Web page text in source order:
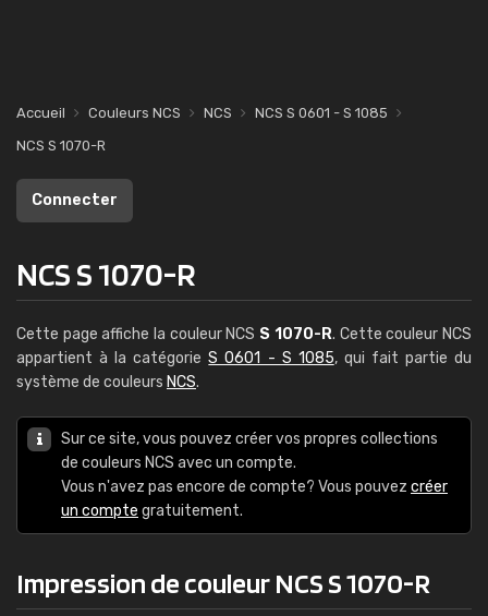
Accueil Couleurs NCS NCS
NCS S 0601 - S 1085
NCS S 1070-R
Connecter
NCS S 1070-R
Cette page affiche la couleur NCS S 1070-R. Cette couleur NCS
appartient à la catégorieS 0601 - S 1085, qui fait partie du
système de couleurs NCS.
Sur ce site, vous pouvez créer vos propres collections
de couleurs NCS avec un compte.
Vous n'avez pas encore de compte? Vous pouvez créer
un compte gratuitement.
Impression de couleur NCS S 1070-R